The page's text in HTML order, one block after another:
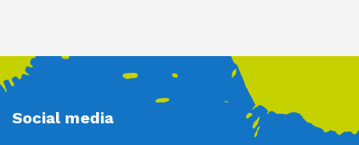
Social media